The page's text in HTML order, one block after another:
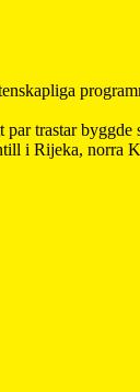
par trastar
i Rijeka, norra